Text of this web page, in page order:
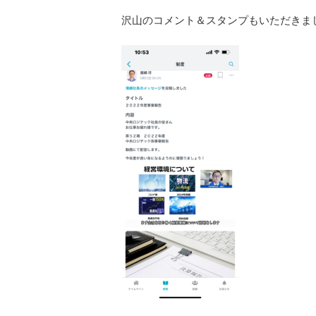
沢山のコメント＆スタンプもいただきま